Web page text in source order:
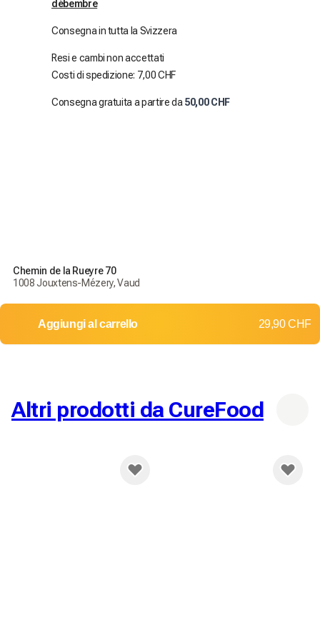
débembre
Consegna in tutta la Svizzera
Resi e cambi non accettati
Costi di spedizione: 7,00 CHF
Consegna gratuita a partire da50,00 CHF
Chemin de la Rueyre 70
1008 Jouxtens-Mézery, Vaud
Aggiungi al carrello 29,90 CHF
Altri prodotti da CureFood